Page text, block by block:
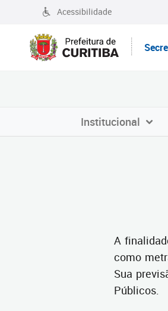
Acessibilidade
Institucional
A
como
Sua
Públicos.